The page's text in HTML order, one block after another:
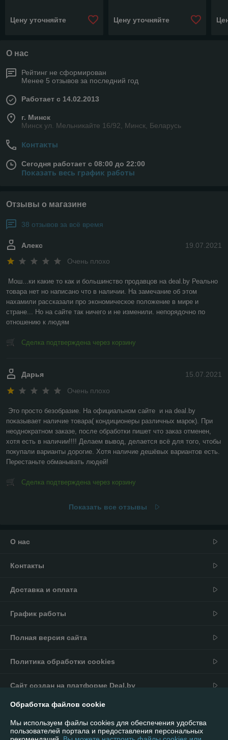
Цену уточняйте Цену уточняйте
О нас
Рейтинг не сформирован
Менее 5 отзывов за последний год
Работает с 14.02.2013
г. Минск
Минск ул. Мельникайте 16/92, Минск, Беларусь
Контакты
Сегодня работает с 08:00 до 22:00
Показать весь график работы
Отзывы о магазине
38 отзывов за всё время
19.07.2021
Алекс
Очень плохо
Мош...ки какие то как и большинство продавцов на deal.by Реально
товара нет но написано что в наличии. На замечание об этом
нахамили рассказали про экономическое положение в мире и
стране... Но на сайте так ничего и не изменили. непорядочно по
отношению к людям
Сделка подтверждена через корзину
15.07.2021
Дарья
Очень плохо
Это просто безобразие. На официальном сайте  и на deal.by
показывает наличие товара( кондиционеры различных марок). При
неоднократном заказе, после обработки пишет что заказ отменен,
хотя есть в наличии!!!! Делаем вывод, делается всё для того, чтобы
покупали варианты дорогие. Хотя наличие дешёвых вариантов есть.
Перестаньте обманывать людей!
Сделка подтверждена через корзину
Показать все отзывы
О нас
Контакты
Доставка и оплата
График работы
Полная версия сайта
Политика обработки cookies
Сайт создан на платформе Deal.by
Юридическое лицо:ИП Андриевский Павел Николаевич
г. Минск, ул. Мельникайте 16/92
Обработка файлов cookie
Мы используем файлы cookies для обеспечения удобства
пользователей портала и предоставления персональных